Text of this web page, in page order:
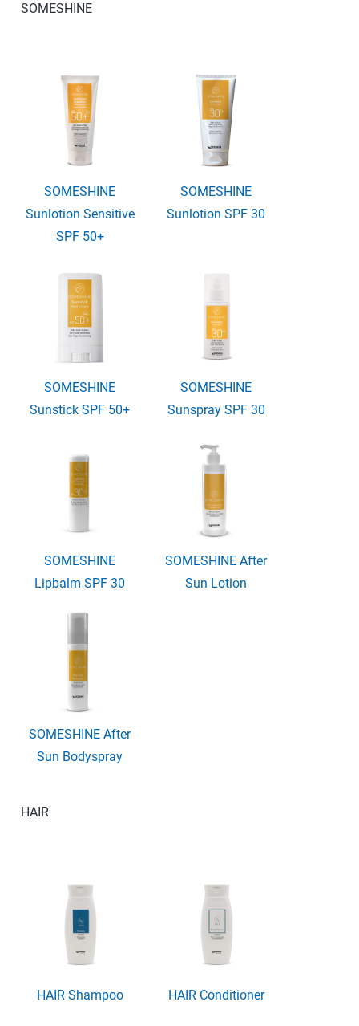
SOMESHINE
SOMESHINE
Sunlotion Sensitive
SPF 50+
SOMESHINE
Sunlotion SPF 30
SOMESHINE
Sunstick SPF 50+
SOMESHINE
Sunspray SPF 30
SOMESHINE
Lipbalm SPF 30
SOMESHINE After
Sun Lotion
SOMESHINE After
Sun Bodyspray
HAIR
HAIR Shampoo HAIR Conditioner